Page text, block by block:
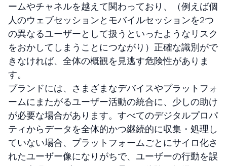
ームやチャネルを越えて関わっており、（例えば個
人のウェブセッションとモバイルセッションを2つ
の異なるユーザーとして扱うといったようなリスク
をおかしてしまうことにつながり）正確な識別がで
きなければ、全体の概観を見逃す危険性がありま
す。
ブランドには、さまざまなデバイスやプラットフォ
ームにまたがるユーザー活動の統合に、少しの助け
が必要な場合があります。すべてのデジタルプロパ
ティからデータを全体的かつ継続的に収集・処理し
ていない場合、プラットフォームごとにサイロ化さ
れたユーザー像になりがちで、ユーザーの行動を誤